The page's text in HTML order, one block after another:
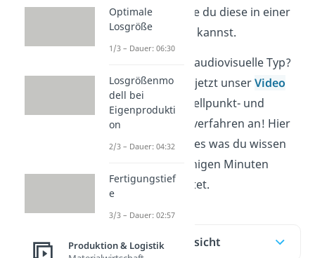
Nachteile und wie du diese in einer
Grafik darstellen kannst.
Du bist eher der audiovisuelle Typ?
Dann schaue dir jetzt unserVideo
zum Thema Bestellpunkt- und
Bestellrhythmusverfahren an! Hier
bekommst du alles was du wissen
musst in nur wenigen Minuten
perfekt aufbereitet.
Inhaltsübersicht
Optimale
Losgröße
1/3 – Dauer: 06:30
Losgrößenmo
dell bei
Eigenprodukti
on
2/3 – Dauer: 04:32
Fertigungstief
e
3/3 – Dauer: 02:57
Produktion & Logistik